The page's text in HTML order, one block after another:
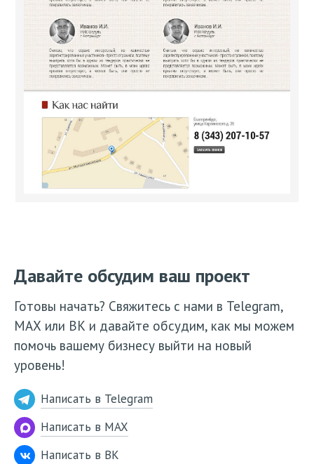
Давайте обсудим ваш проект
Готовы начать? Свяжитесь с нами в Telegram,
МАХ или ВК и давайте обсудим, как мы можем
помочь вашему бизнесу выйти на новый
уровень!
Написать в Telegram
Написать в MAX
Написать в ВК